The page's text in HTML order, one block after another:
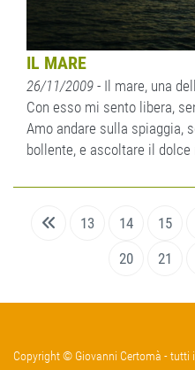
IL MARE
26/11/2009 - Il mare, una
Con esso mi sento libera,
Amo andare sulla spiaggia,
bollente, e ascoltare il dolce
13 14 15
20
21
Copyright © Giovanni Certomà - tutti